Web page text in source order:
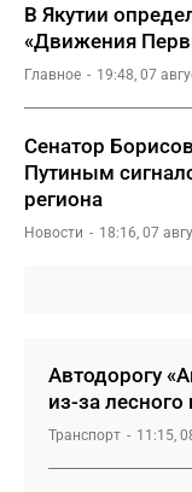
В Якутии
«Движения
Главное 19:48, 07
Сенатор
Путиным
региона
Новости 18:16, 07
Автодорогу
из-за
Транспорт 11:15,